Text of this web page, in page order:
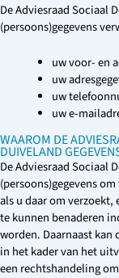
De Adviesraad Sociaal
(persoons)gegevens
uw voor- en
uw
uw
uw e-
WAAROM DE
DUIVELAND
De Adviesraad Sociaal
(persoons)gegevens
als u daar om
te kunnen benaderen
worden. Daarnaast kan
in het kader van het
een rechtshandeling